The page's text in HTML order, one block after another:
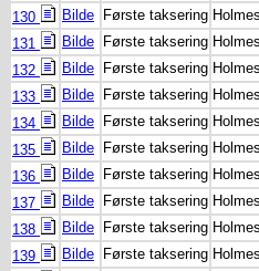
130
Bilde Første taksering
131
Bilde Første taksering
132
Bilde Første taksering
133
Bilde Første taksering
134
Bilde Første taksering
135
Bilde Første taksering
136
Bilde Første taksering
137
Bilde Første taksering
138
Bilde Første taksering
139
Bilde Første taksering